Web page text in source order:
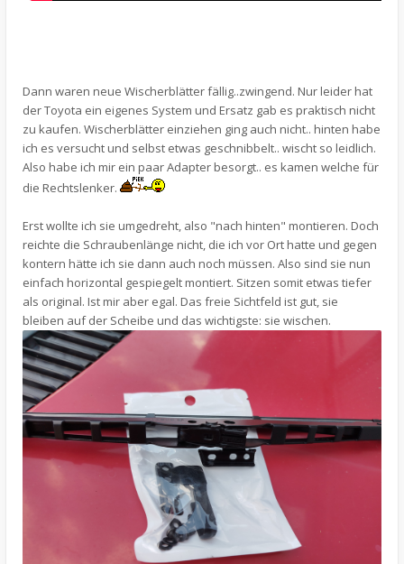
Dann waren neue Wischerblätter fällig..zwingend. Nur leider hat
der Toyota ein eigenes System und Ersatz gab es praktisch nicht
zu kaufen. Wischerblätter einziehen ging auch nicht.. hinten habe
ich es versucht und selbst etwas geschnibbelt.. wischt so leidlich.
Also habe ich mir ein paar Adapter besorgt.. es kamen welche für
die Rechtslenker.
Erst wollte ich sie umgedreht, also "nach hinten" montieren. Doch
reichte die Schraubenlänge nicht, die ich vor Ort hatte und gegen
kontern hätte ich sie dann auch noch müssen. Also sind sie nun
einfach horizontal gespiegelt montiert. Sitzen somit etwas tiefer
als original. Ist mir aber egal. Das freie Sichtfeld ist gut, sie
bleiben auf der Scheibe und das wichtigste: sie wischen.